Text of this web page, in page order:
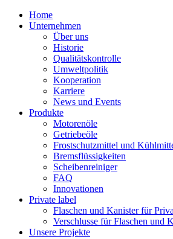
Home
Unternehmen
Über uns
Historie
Qualitätskontrolle
Umweltpolitik
Kooperation
Karriere
News und Events
Produkte
Motorenöle
Getriebeöle
Frostschutzmittel und
Bremsflüssigkeiten
Scheibenreiniger
FAQ
Innovationen
Private label
Flaschen und Kanister für
Verschlusse für Flaschen und
Unsere Projekte